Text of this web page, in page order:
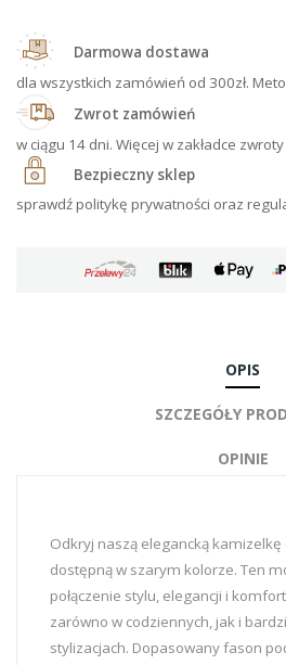
Darmowa dostawa
dla wszystkich zamówień od 300zł.
Zwrot zamówień
w ciągu 14 dni. Więcej w zakładce
Bezpieczny sklep
sprawdź politykę prywatności oraz
OPIS
SZCZEGÓŁY
OPINIE
Odkryj naszą elegancką kamizelkę
dostępną w szarym kolorze. Ten
połączenie stylu, elegancji i
zarówno w codziennych, jak i
stylizacjach. Dopasowany fason